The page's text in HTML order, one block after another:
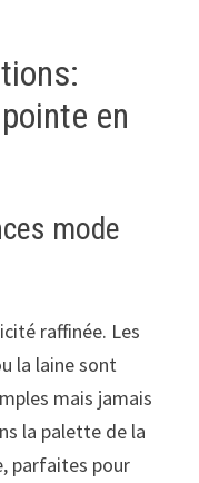
en
mode
raffinée. Les
la laine sont
mais jamais
la palette de la
parfaites pour